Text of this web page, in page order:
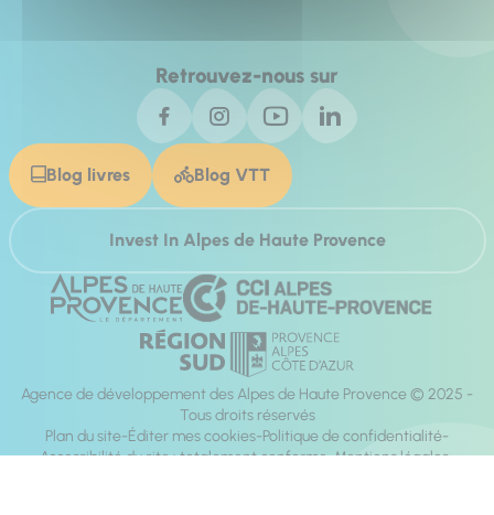
Retrouvez-nous sur
Blog livres Blog VTT
Invest In Alpes de Haute Provence
Agence de développement des Alpes de Haute Provence © 2025 -
Tous droits réservés
Plan du site Éditer mes cookies Politique de confidentialité
Accessibilité du site : totalement conforme Mentions légales